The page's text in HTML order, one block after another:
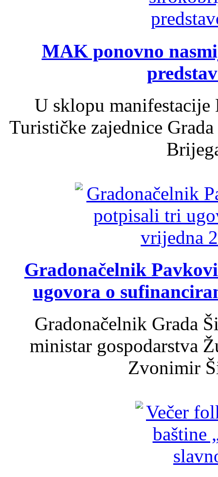
MAK ponovno
U sklopu
Turističke zajednice
Gradonačelnik
ugovora o
Gradonačelnik Grada
ministar gospodarstva
Zvonimir